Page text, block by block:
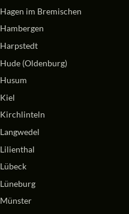
Hagen im Bremischen
Hambergen
Harpstedt
Hude (Oldenburg)
Husum
Kiel
Kirchlinteln
Langwedel
Lilienthal
Lübeck
Lüneburg
Münster